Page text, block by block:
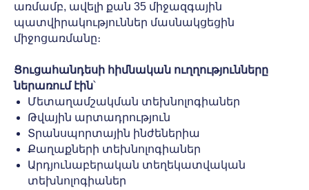
առմամբ, ավելի քան 35 միջազգային
պատվիրակություններ մասնակցեցին
միջոցառմանը։
Ցուցահանդեսի հիմնական ուղղությունները
ներառում էին՝
Մետաղամշակման տեխնոլոգիաներ
Թվային արտադրություն
Տրանսպորտային ինժեներիա
Քաղաքների տեխնոլոգիաներ
Արդյունաբերական տեղեկատվական
տեխնոլոգիաներ